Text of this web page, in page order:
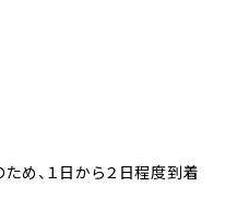
め、１日から２日程度到着